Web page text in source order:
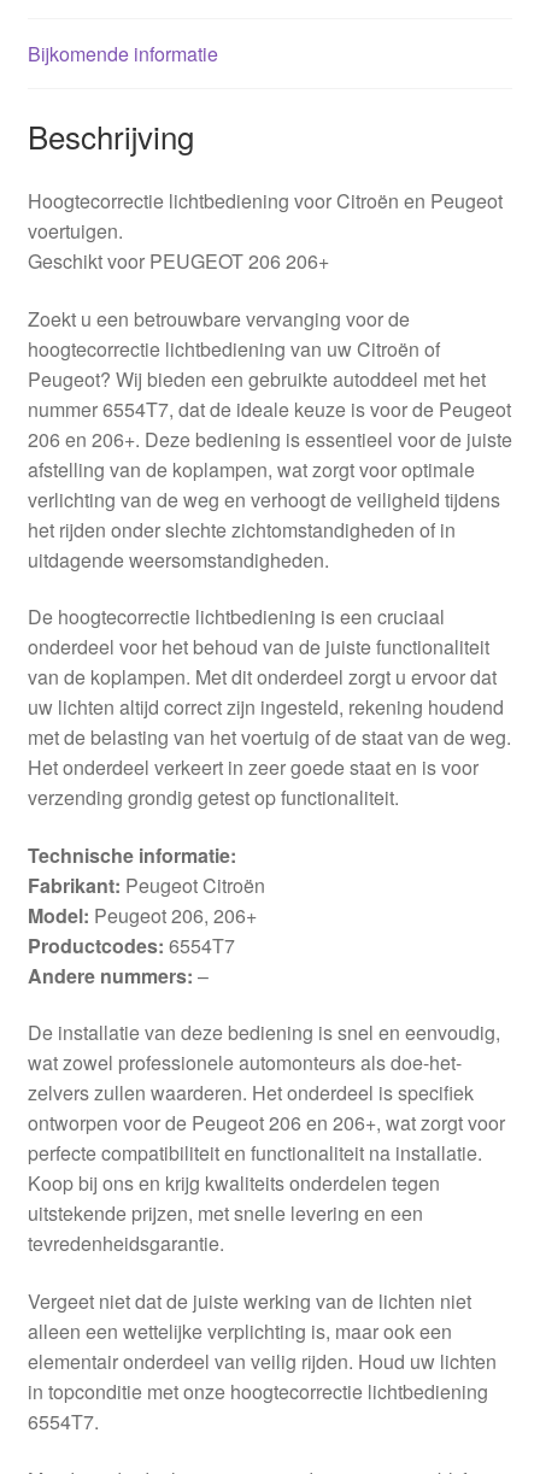
Bijkomende informatie
Beschrijving
Hoogtecorrectie lichtbediening voor Citroën en Peugeot
voertuigen.
Geschikt voor PEUGEOT 206 206+
Zoekt u een betrouwbare vervanging voor de
hoogtecorrectie lichtbediening van uw Citroën of
Peugeot? Wij bieden een gebruikte autoddeel met het
nummer 6554T7, dat de ideale keuze is voor de Peugeot
206 en 206+. Deze bediening is essentieel voor de juiste
afstelling van de koplampen, wat zorgt voor optimale
verlichting van de weg en verhoogt de veiligheid tijdens
het rijden onder slechte zichtomstandigheden of in
uitdagende weersomstandigheden.
De hoogtecorrectie lichtbediening is een cruciaal
onderdeel voor het behoud van de juiste functionaliteit
van de koplampen. Met dit onderdeel zorgt u ervoor dat
uw lichten altijd correct zijn ingesteld, rekening houdend
met de belasting van het voertuig of de staat van de weg.
Het onderdeel verkeert in zeer goede staat en is voor
verzending grondig getest op functionaliteit.
Technische informatie:
Fabrikant: Peugeot Citroën
Model: Peugeot 206, 206+
Productcodes: 6554T7
Andere nummers: –
De installatie van deze bediening is snel en eenvoudig,
wat zowel professionele automonteurs als doe-het-
zelvers zullen waarderen. Het onderdeel is specifiek
ontworpen voor de Peugeot 206 en 206+, wat zorgt voor
perfecte compatibiliteit en functionaliteit na installatie.
Koop bij ons en krijg kwaliteits onderdelen tegen
uitstekende prijzen, met snelle levering en een
tevredenheidsgarantie.
Vergeet niet dat de juiste werking van de lichten niet
alleen een wettelijke verplichting is, maar ook een
elementair onderdeel van veilig rijden. Houd uw lichten
in topconditie met onze hoogtecorrectie lichtbediening
6554T7.